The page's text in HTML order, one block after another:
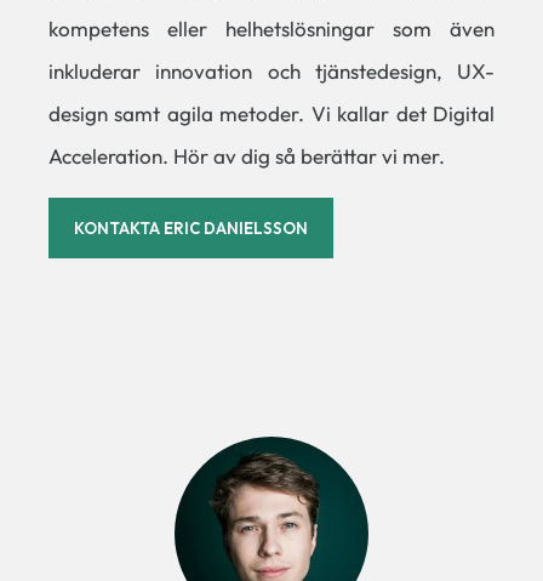
kompetens eller helhetslösningar som även
inkluderar innovation och tjänstedesign, UX-
design samt agila metoder. Vi kallar det Digital
Acceleration. Hör av dig så berättar vi mer.
KONTAKTA ERIC DANIELSSON